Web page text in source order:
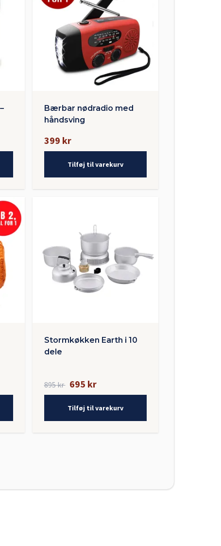
Bærbar nødradio med
håndsving
399 kr
Tilføj til varekurv
Stormkøkken Earth i 10
dele
895 kr 695 kr
Tilføj til varekurv